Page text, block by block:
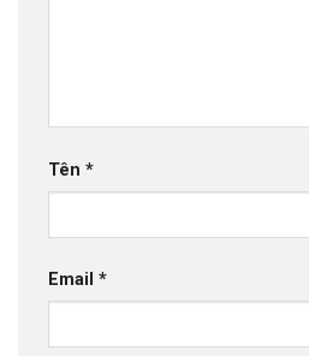
Tên *
Email *